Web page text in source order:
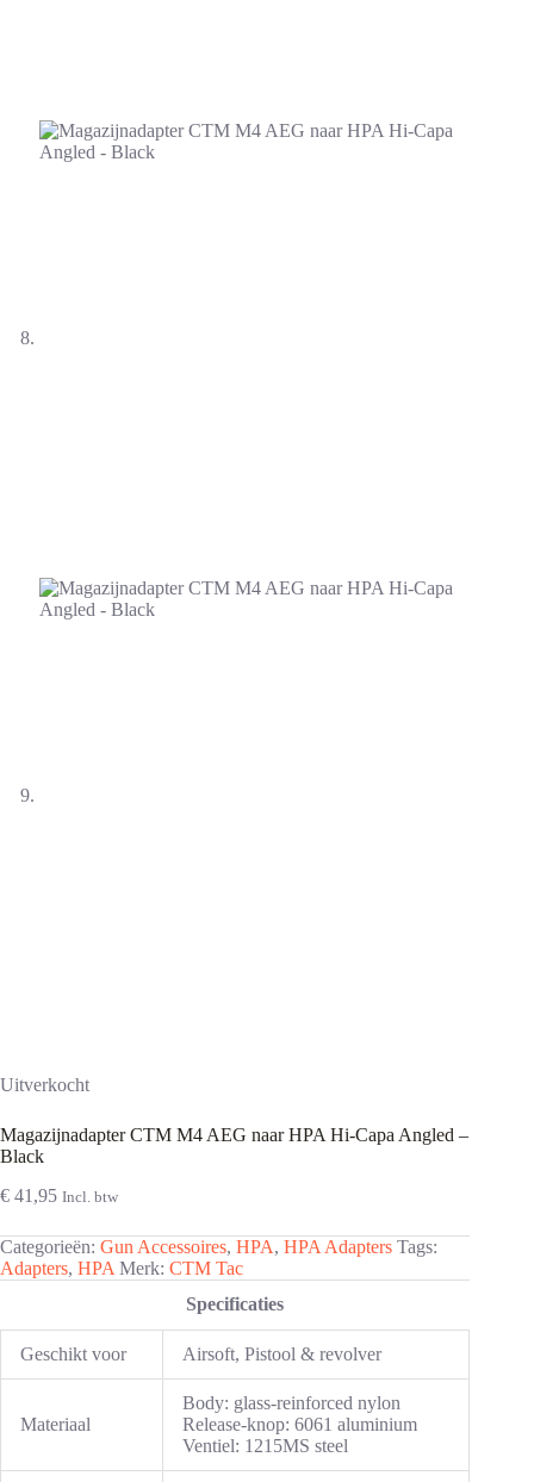
Uitverkocht
Magazijnadapter CTM M4 AEG naar HPA Hi-Capa Angled –
Black
€ 41,95 Incl. btw
Categorieën: Gun Accessoires, HPA, HPA Adapters Tags:
Adapters, HPA Merk: CTM Tac
Specificaties
Geschikt voor Airsoft, Pistool & revolver
Materiaal
Body: glass-reinforced nylon
Release-knop: 6061 aluminium
Ventiel: 1215MS steel